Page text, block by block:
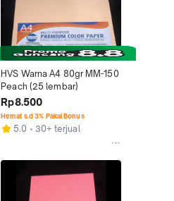
HVS Warna A4 80gr MM-150
Peach (25 lembar)
Rp8.500
Hemat s.d 3% Pakai Bonus
5.0 30+ terjual